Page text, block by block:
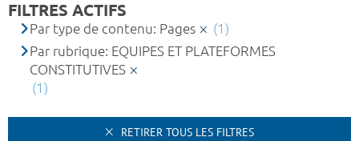
FILTRES ACTIFS
Par type de contenu: Pages
(1)
Par rubrique: EQUIPES ET PLATEFORMES
CONSTITUTIVES
(1)
RETIRER TOUS LES FILTRES